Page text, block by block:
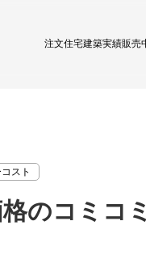
注文住宅建築実績販売
スト
のコミコ